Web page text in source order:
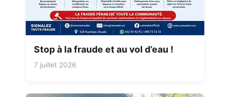
Stop à la fraude et au vol d’eau !
7 juillet 2026